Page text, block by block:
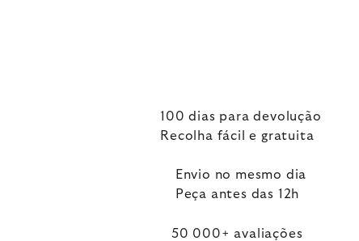
100 dias para devolução
Recolha fácil e gratuita
Envio no mesmo dia
Peça antes das 12h
50 000+ avaliações